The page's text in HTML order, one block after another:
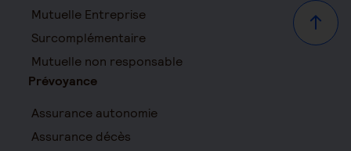
Haut
Mutuelle Entreprise
Surcomplémentaire
Mutuelle non responsable
Prévoyance
Assurance autonomie
Assurance décès